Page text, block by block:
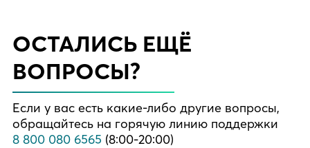
ОСТАЛИСЬ ЕЩЁ
ВОПРОСЫ?
Если у вас есть какие-либо другие вопросы,
обращайтесь на горячую линию поддержки
8 800 080 6565 (8:00-20:00)